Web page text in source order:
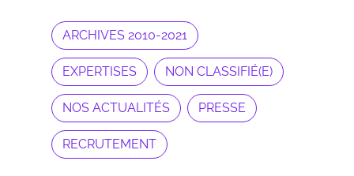
ARCHIVES 2010-2021
EXPERTISES NON CLASSIFIÉ(E)
NOS ACTUALITÉS PRESSE
RECRUTEMENT